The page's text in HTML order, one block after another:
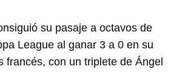
su pasaje a octavos de
League al ganar 3 a 0 en su
francés, con un triplete de Ángel